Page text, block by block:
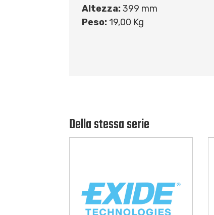
Altezza:399 mm
Peso: 19,00 Kg
Della stessa serie